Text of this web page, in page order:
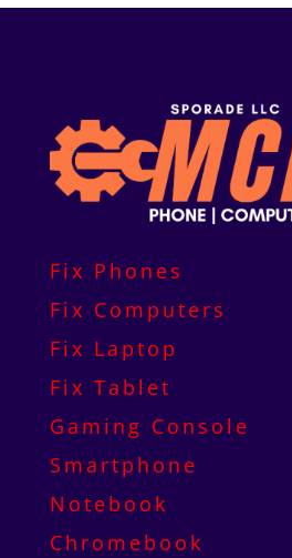
Fix Phones
Fix Computers
Fix Laptop
Fix Tablet
Gaming Console
Smartphone
Notebook
Chromebook